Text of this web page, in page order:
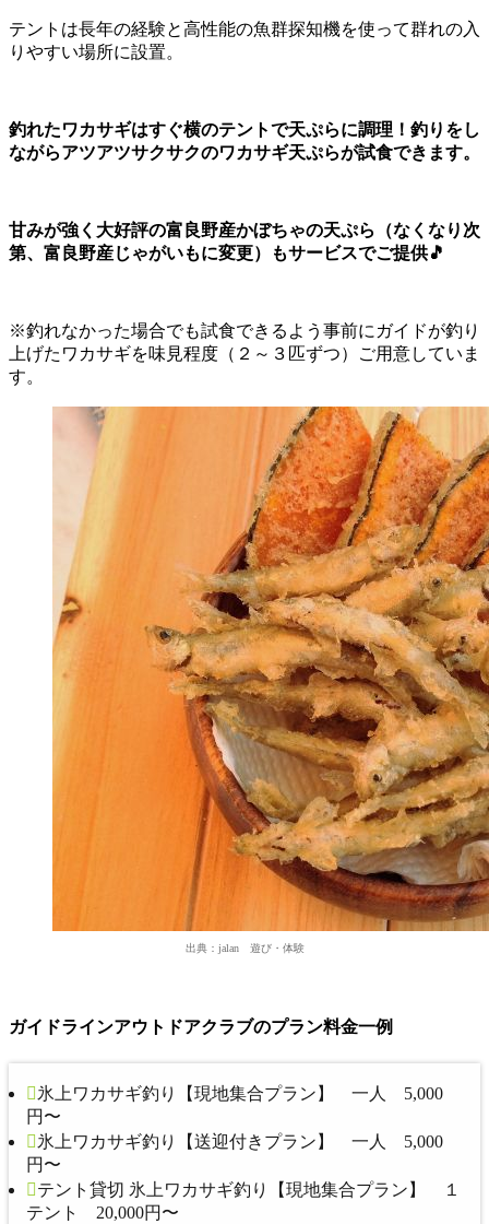
テントは長年の経験と高性能の魚群探知機を使って群れの入
りやすい場所に設置。
釣れたワカサギはすぐ横のテントで天ぷらに調理！釣りをし
ながらアツアツサクサクのワカサギ天ぷらが試食できます。
甘みが強く大好評の富良野産かぼちゃの天ぷら（なくなり次
第、富良野産じゃがいもに変更）もサービスでご提供🎵
※釣れなかった場合でも試食できるよう事前にガイドが釣り
上げたワカサギを味見程度（２～３匹ずつ）ご用意していま
す。
出典：jalan 遊び・体験
ガイドラインアウトドアクラブのプラン料金一例
氷上ワカサギ釣り【現地集合プラン】 一人 5,000
円〜
氷上ワカサギ釣り【送迎付きプラン】 一人 5,000
円〜
テント貸切 氷上ワカサギ釣り【現地集合プラン】 １
テント 20,000円〜